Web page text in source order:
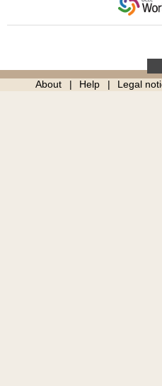
About Help Legal